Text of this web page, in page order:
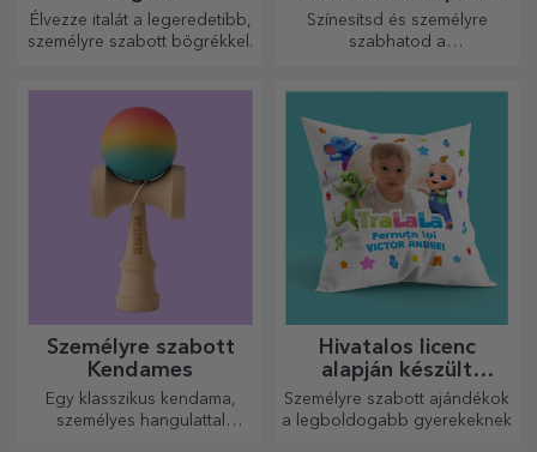
táskával, amelynek egyedi
dizájnja a fotóidból és a
„boldog születésnapot”
választja?
Személyre szabott
asztali táskatartók
Ezzel a termékkel az élet
egyszerűbb! Vigye magával
bárhová is megy!
Fa pohártartók raklap
A raktárakban és a
szállításban használt miniatűr
raklapok mintájára készült,
hiteles megjelenést biztosít.